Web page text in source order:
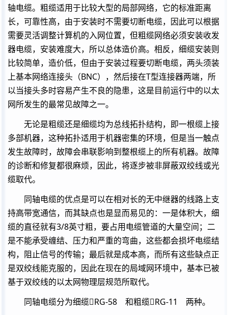
轴电缆。粗缆适用于比较大型的局部网络，它的标准距离
长，可靠性高，由于安装时不需要切断电缆，因此可以根据
需要灵活调整计算机的入网位置，但粗缆网络必须安装收发
器电缆，安装难度大，所以总体造价高。相反，细缆安装则
比较简单，造价低，但由于安装过程要切断电缆，两头须装
上基本网络连接头（BNC），然后接在T型连接器两端，所
以当接头多时容易产生不良的隐患，这是目前运行中的以太
网所发生的最常见故障之一。
无论是粗缆还是细缆均为总线拓扑结构，即一根缆上接
多部机器，这种拓扑适用于机器密集的环境，但是当一触点
发生故障时，故障会串联影响到整根缆上的所有机器。故障
的诊断和修复都很麻烦，因此，将逐步被非屏蔽双绞线或光
缆取代。
同轴电缆的优点是可以在相对长的无中继器的线路上支
持高带宽通信，而其缺点也是显而易见的：一是体积大，细
缆的直径就有3/8英寸粗，要占用电缆管道的大量空间；二
是不能承受缠结、压力和严重的弯曲，这些都会损坏电缆结
构，阻止信号的传输；最后就是成本高，而所有这些缺点正
是双绞线能克服的，因此在现在的局域网环境中，基本已被
基于双绞线的以太网物理层规范所取代。
同轴电缆分为细缆RG-58 和粗缆RG-11 两种。